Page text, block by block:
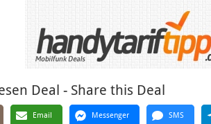
Deal - Share this Deal
Email Messenger SMS